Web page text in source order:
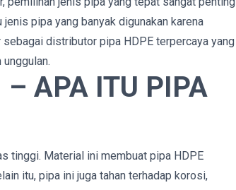
pipa yang banyak digunakan karena
distributor pipa HDPE terpercaya yang
– APA ITU PIPA
tinggi. Material ini membuat pipa HDPE
itu, pipa ini juga tahan terhadap korosi,